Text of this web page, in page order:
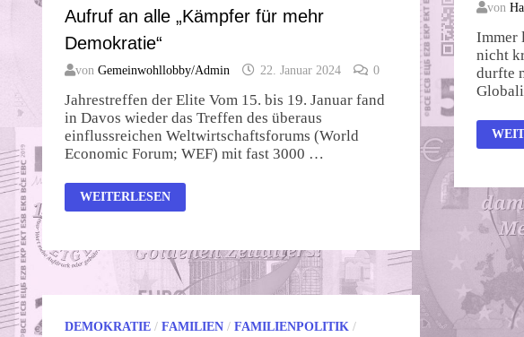
Aufruf an alle „Kämpfer für mehr
Demokratie“
von Gemeinwohllobby/Admin 22. Januar 2024 0
Jahrestreffen der Elite Vom 15. bis 19. Januar fand
in Davos wieder das Treffen des überaus
einflussreichen Weltwirtschaftsforums (World
Economic Forum; WEF) mit fast 3000 …
AUFRUF
AN
MEHR
DEMOKRATIE“
WEITERLESEN
von
Immer
nicht
durfte
IST
DEMOKRATIE / FAMILIEN / FAMILIENPOLITIK /